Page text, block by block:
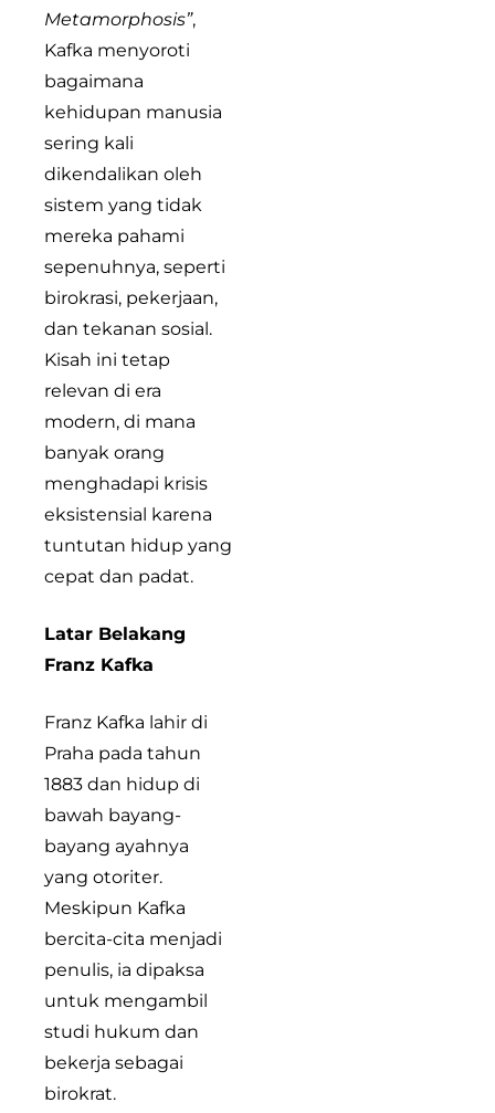
Metamorphosis”,
Kafka menyoroti
bagaimana
kehidupan manusia
sering kali
dikendalikan oleh
sistem yang tidak
mereka pahami
sepenuhnya, seperti
birokrasi, pekerjaan,
dan tekanan sosial.
Kisah ini tetap
relevan di era
modern, di mana
banyak orang
menghadapi krisis
eksistensial karena
tuntutan hidup yang
cepat dan padat.
Latar Belakang
Franz Kafka
Franz Kafka lahir di
Praha pada tahun
1883 dan hidup di
bawah bayang-
bayang ayahnya
yang otoriter.
Meskipun Kafka
bercita-cita menjadi
penulis, ia dipaksa
untuk mengambil
studi hukum dan
bekerja sebagai
birokrat.